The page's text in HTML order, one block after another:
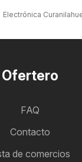
Electrónica
Ofertero
FAQ
Contacto
de comercios